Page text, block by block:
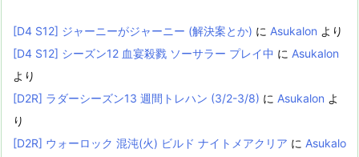
[D4 S12] ジャーニーがジャーニー (解決案とか) に Asukalon より
[D4 S12] シーズン12 血宴殺戮 ソーサラー プレイ中 に Asukalon
より
[D2R] ラダーシーズン13 週間トレハン (3/2-3/8) に Asukalon よ
り
[D2R] ウォーロック 混沌(火) ビルド ナイトメアクリア に Asukalo